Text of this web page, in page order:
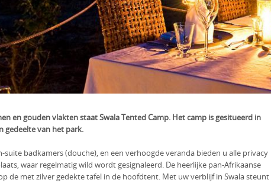
en gouden vlakten staat Swala Tented Camp. Het camp is gesitueerd in
gedeelte van het park.
suite badkamers (douche), en een verhoogde veranda bieden u alle privacy
waar regelmatig wild wordt gesignaleerd. De heerlijke pan-Afrikaanse
de met zilver gedekte tafel in de hoofdtent. Met uw verblijf in Swala steunt